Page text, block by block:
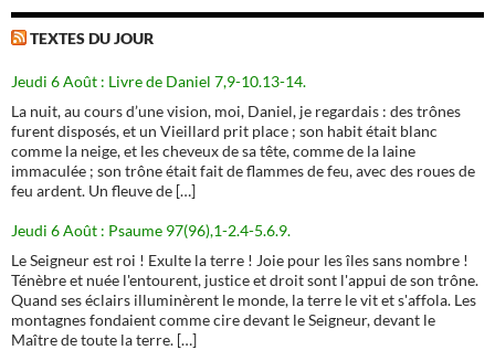
TEXTES DU JOUR
Jeudi 6 Août : Livre de Daniel 7,9-10.13-14.
La nuit, au cours d’une vision, moi, Daniel, je regardais : des trônes
furent disposés, et un Vieillard prit place ; son habit était blanc
comme la neige, et les cheveux de sa tête, comme de la laine
immaculée ; son trône était fait de flammes de feu, avec des roues de
feu ardent. Un fleuve de […]
Jeudi 6 Août : Psaume 97(96),1-2.4-5.6.9.
Le Seigneur est roi ! Exulte la terre ! Joie pour les îles sans nombre !
Ténèbre et nuée l'entourent, justice et droit sont l'appui de son trône.
Quand ses éclairs illuminèrent le monde, la terre le vit et s'affola. Les
montagnes fondaient comme cire devant le Seigneur, devant le
Maître de toute la terre. […]